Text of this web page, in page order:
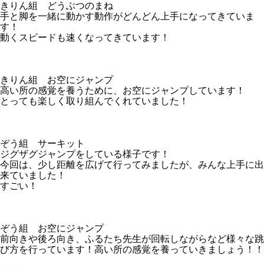
きりん組 どうぶつのまね
手と脚を一緒に動かす動作がどんどん上手になってきていま
す！
動くスピードも速くなってきています！
きりん組 お空にジャンプ
高い所の感覚を養うために、お空にジャンプしています！
とっても楽しく取り組んでくれていました！
ぞう組 サーキット
ジグザグジャンプをしている様子です！
今回は、少し距離を広げて行ってみましたが、みんな上手に出
来ていました！
すごい！
ぞう組 お空にジャンプ
前向きや後ろ向き、ふるたち先生が回転しながらなど様々な跳
び方を行っています！高い所の感覚を養っていきましょう！！